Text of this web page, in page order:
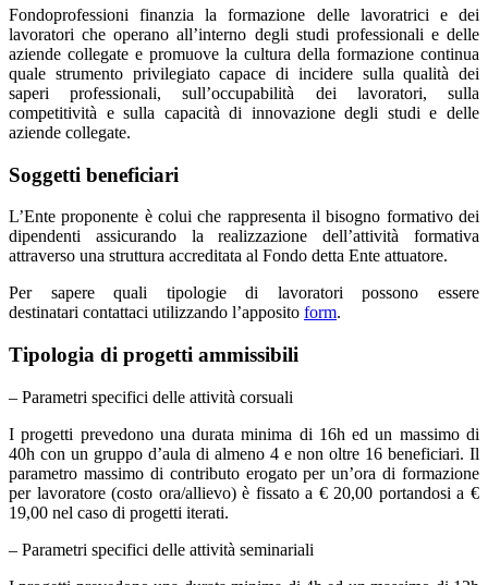
Fondoprofessioni finanzia la formazione delle lavoratrici e dei
lavoratori che operano all’interno degli studi professionali e delle
aziende collegate e promuove la cultura della formazione continua
quale strumento privilegiato capace di incidere sulla qualità dei
saperi professionali, sull’occupabilità dei lavoratori, sulla
competitività e sulla capacità di innovazione degli studi e delle
aziende collegate.
Soggetti beneficiari
L’Ente proponente è colui che rappresenta il bisogno formativo dei
dipendenti assicurando la realizzazione dell’attività formativa
attraverso una struttura accreditata al Fondo detta Ente attuatore.
Per sapere quali tipologie di lavoratori possono essere
destinatari contattaci utilizzando l’apposito form.
Tipologia di progetti ammissibili
– Parametri specifici delle attività corsuali
I progetti prevedono una durata minima di 16h ed un massimo di
40h con un gruppo d’aula di almeno 4 e non oltre 16 beneficiari. Il
parametro massimo di contributo erogato per un’ora di formazione
per lavoratore (costo ora/allievo) è fissato a € 20,00 portandosi a €
19,00 nel caso di progetti iterati.
– Parametri specifici delle attività seminariali